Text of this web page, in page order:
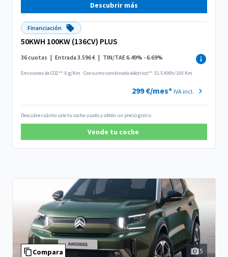
Descubrir más
Financiación
50KWH 100KW (136CV) PLUS
36 cuotas | Entrada 3.596 € | TIN/TAE 6.49% - 6.69%
Emisiones de CO2**: 0 g/Km ·Consumo combinado eléctrico**: 31.5 KWh/100 Km
299 €/mes* IVA incl.
Descubre cuánto vale tu coche usado y obtén un precio gratis.
Vende tu coche
Compara 5